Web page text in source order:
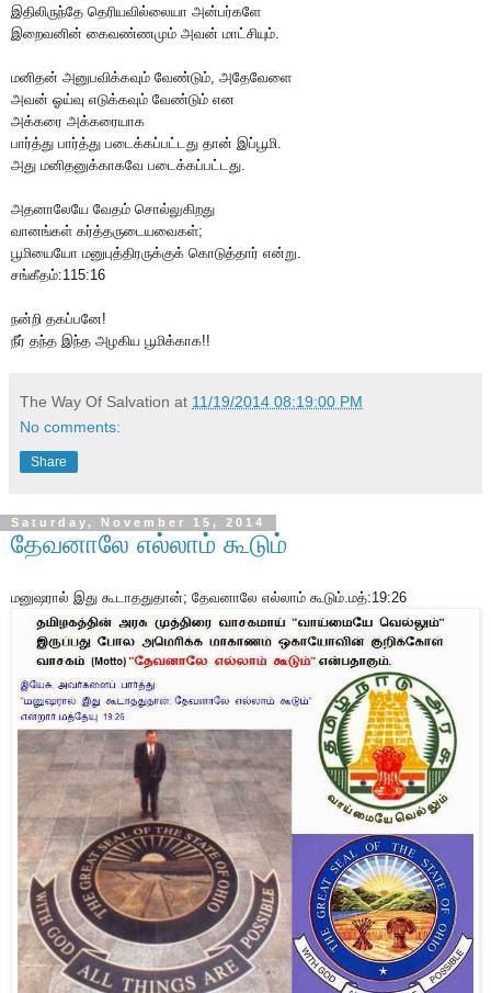
இதிலிருந்தே தெரியவில்லையா அன்பர்களே
இறைவனின் கைவண்ணமும் அவன் மாட்சியும்.
மனிதன் அனுபவிக்கவும் வேண்டும், அதேவேளை
அவன் ஓய்வு எடுக்கவும் வேண்டும் என
அக்கரை அக்கரையாக
பார்த்து பார்த்து படைக்கப்பட்டது தான் இப்பூமி.
அது மனிதனுக்காகவே படைக்கப்பட்டது.
அதனாலேயே வேதம் சொல்லுகிறது
வானங்கள் கர்த்தருடையவைகள்;
பூமியையோ மனுபுத்திரருக்குக் கொடுத்தார் என்று.
சங்கீதம்:115:16
நன்றி தகப்பனே!
நீர் தந்த இந்த அழகிய பூமிக்காக‌!!
The Way Of Salvation at 11/19/2014 08:19:00 PM
No comments:
Share
Saturday, November 15, 2014
தேவனாலே எல்லாம் கூடும்
மனுஷரால் இது கூடாததுதான்; தேவனாலே எல்லாம் கூடும்.மத்:19:26